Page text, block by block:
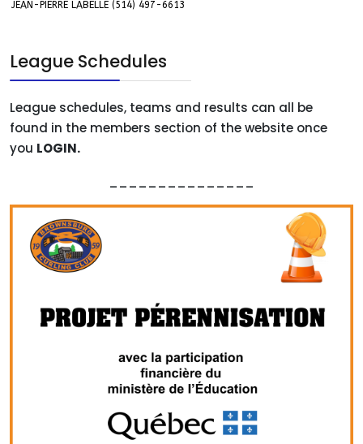
JEAN-PIERRE LABELLE (514) 497-6613
League Schedules
League schedules, teams and results can all be
found in the members section of the website once
you LOGIN.
_______________